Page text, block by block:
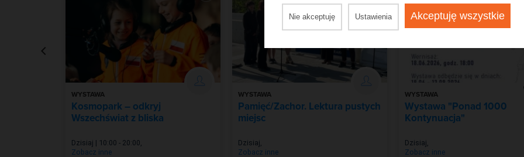
WYSTAWA
Kosmopark – odkryj
Wszechświat z bliska
Dzisiaj | 10:00 - 20:00
Zobacz inne
WYSTAWA
Pamięć/Zachor. Lektura pustych
miejsc
Dzisiaj
Zobacz inne
WYSTAWA
Wystawa "Ponad 1000
Kontynuacja"
Dzisiaj
Zobacz inne
Nie akceptuję Ustawienia Akceptuję wszystkie